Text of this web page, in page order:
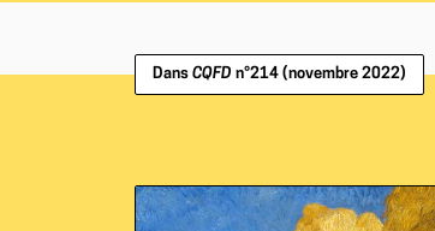
Dans CQFD n°214 (novembre 2022)